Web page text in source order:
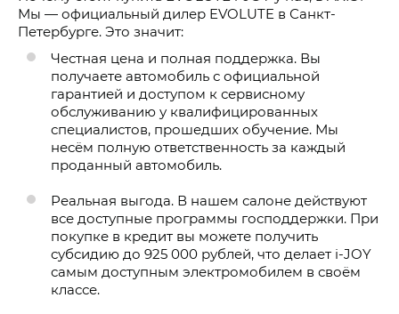
Мы — официальный дилер EVOLUTE в Санкт-
Петербурге. Это значит:
Честная цена и полная поддержка. Вы
получаете автомобиль с официальной
гарантией и доступом к сервисному
обслуживанию у квалифицированных
специалистов, прошедших обучение. Мы
несём полную ответственность за каждый
проданный автомобиль.
Реальная выгода. В нашем салоне действуют
все доступные программы господдержки. При
покупке в кредит вы можете получить
субсидию до 925 000 рублей, что делает i-JOY
самым доступным электромобилем в своём
классе.